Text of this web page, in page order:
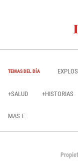
TEMAS DEL DÍA
+SALUD +HISTORIAS
MAS E